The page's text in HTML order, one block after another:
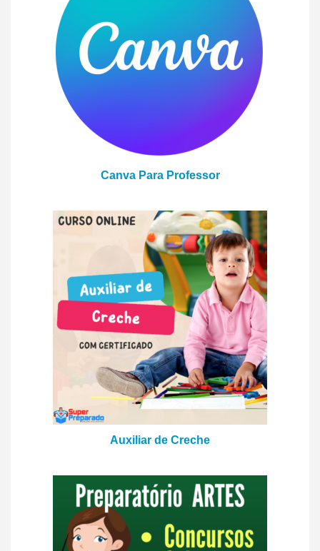
Canva Para Professor
Auxiliar de Creche